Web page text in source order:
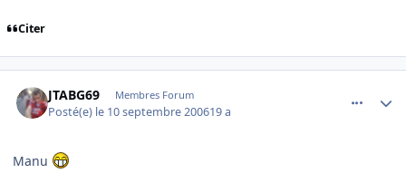
Citer
JTABG69 Membres Forum
Posté(e) le 10 septembre 200619 a
Manu